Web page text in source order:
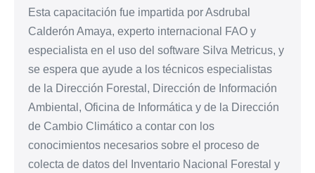
Esta capacitación fue impartida por Asdrubal
Calderón Amaya, experto internacional FAO y
especialista en el uso del software Silva Metricus, y
se espera que ayude a los técnicos especialistas
de la Dirección Forestal, Dirección de Información
Ambiental, Oficina de Informática y de la Dirección
de Cambio Climático a contar con los
conocimientos necesarios sobre el proceso de
colecta de datos del Inventario Nacional Forestal y